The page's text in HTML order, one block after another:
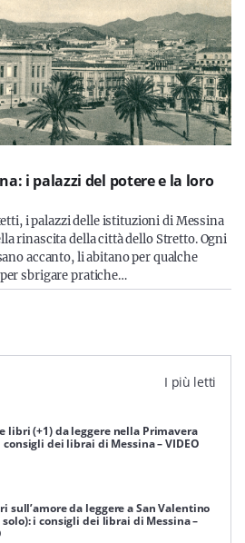
i palazzi del potere e la loro
i palazzi delle istituzioni di Messina
rinascita della città dello Stretto. Ogni
accanto, li abitano per qualche
sbrigare pratiche…
I più letti
libri (+1) da leggere nella Primavera
consigli dei librai di Messina – VIDEO
sull’amore da leggere a San Valentino
solo): i consigli dei librai di Messina –